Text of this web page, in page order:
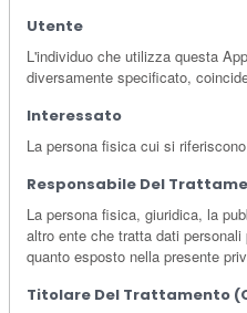
Utente
L'individuo che utilizza questa
diversamente specificato,
Interessato
La persona fisica cui si
Responsabile Del
La persona fisica, giuridica, la
altro ente che tratta dati
quanto esposto nella presente
Titolare Del Trattamento